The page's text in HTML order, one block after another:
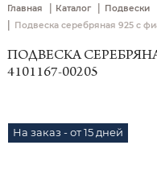
Главная | Каталог | Подвески
| Подвеска серебряная 925 с
ПОДВЕСКА
4101167-00205
На заказ - от 15 дней